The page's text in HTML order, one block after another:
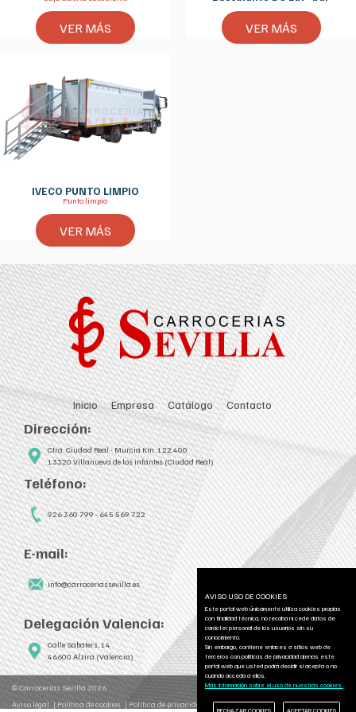
VER MÁS VER MÁS
IVECO PUNTO LIMPIO
Punto limpio
VER MÁS
Inicio Empresa Catálogo Contacto
Dirección:
Ctra. Ciudad Real - Murcia Km. 122.400
13320 Villanueva de los infantes (Ciudad Real)
Teléfono:
926 360 799 - 645 569 722
E-mail:
info@carroceriassevilla.es
Delegación Valencia:
Calle Sabaters, 14
46600 Alzira (Valencia)
© Carrocerías Sevilla 2026
Aviso legal
Política de cookies Política de privacidad
AVISO USO DE COOKIES
Este portal web únicamente utiliza cookies propias
con finalidad técnica, no recaba ni cede datos de
carácter personal de los usuarios sin su
conocimiento.
Sin embargo, contiene enlaces a sitios web de
terceros con políticas de privacidad ajenas este
portal web que usted podrá decidir si acepta o no
cuando acceda a ellos.
Más información sobre el uso de nuestras cookies.
RECHAZAR COOKIES ACEPTAR COOKIES